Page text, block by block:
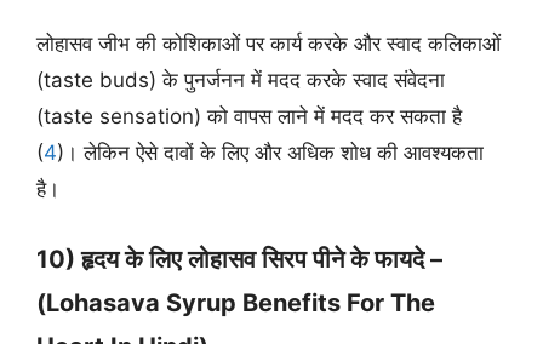
लोहासव जीभ की कोशिकाओं पर कार्य करके और स्वाद कलिकाओं
(taste buds) के पुनर्जनन में मदद करके स्वाद संवेदना
(taste sensation) को वापस लाने में मदद कर सकता है
(4)। लेकिन ऐसे दावों के लिए और अधिक शोध की आवश्यकता
है।
10) हृदय के लिए लोहासव सिरप पीने के फायदे –
(Lohasava Syrup Benefits For The